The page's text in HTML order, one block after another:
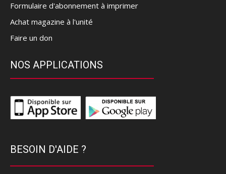
Formulaire d'abonnement à imprimer
Achat magazine à l'unité
Faire un don
NOS APPLICATIONS
BESOIN D'AIDE ?